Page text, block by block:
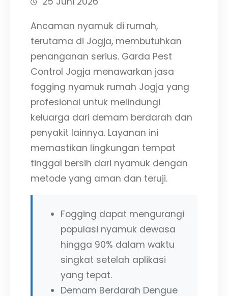
Ancaman nyamuk di rumah,
terutama di Jogja, membutuhkan
penanganan serius. Garda Pest
Control Jogja menawarkan jasa
fogging nyamuk rumah Jogja yang
profesional untuk melindungi
keluarga dari demam berdarah dan
penyakit lainnya. Layanan ini
memastikan lingkungan tempat
tinggal bersih dari nyamuk dengan
metode yang aman dan teruji.
Fogging dapat mengurangi
populasi nyamuk dewasa
hingga 90% dalam waktu
singkat setelah aplikasi
yang tepat.
Demam Berdarah Dengue